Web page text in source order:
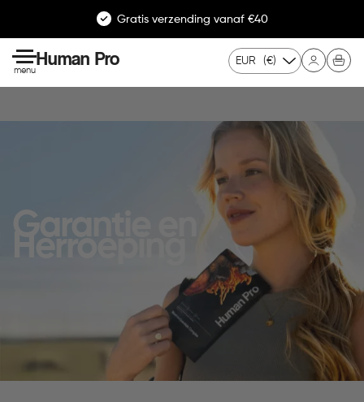
Gratis verzending vanaf €40
menu
Human Pro (€)
EUR
Garantie en
Herroeping